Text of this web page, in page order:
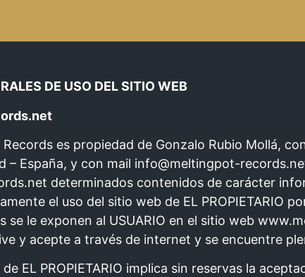
DE USO DEL SITIO WEB
es propiedad de Gonzalo Rubio Mollá,
– España, y con mail info@meltingpot-
determinados contenidos de carácter
el uso del sitio web de EL PROPIETARIO
se le exponen al USUARIO en el sitio web
y acepte a través de internet y se encuentre
EL PROPIETARIO implica sin reservas la